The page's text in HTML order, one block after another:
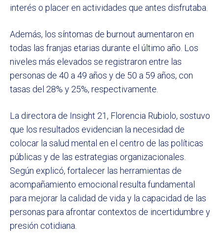
interés o placer en actividades que antes disfrutaba.
Además, los síntomas de burnout aumentaron en
todas las franjas etarias durante el último año. Los
niveles más elevados se registraron entre las
personas de 40 a 49 años y de 50 a 59 años, con
tasas del 28% y 25%, respectivamente.
La directora de Insight 21, Florencia Rubiolo, sostuvo
que los resultados evidencian la necesidad de
colocar la salud mental en el centro de las políticas
públicas y de las estrategias organizacionales.
Según explicó, fortalecer las herramientas de
acompañamiento emocional resulta fundamental
para mejorar la calidad de vida y la capacidad de las
personas para afrontar contextos de incertidumbre y
presión cotidiana.